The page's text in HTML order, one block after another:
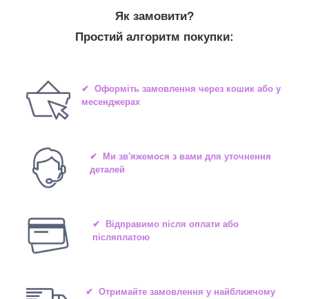
Як замовити?
Простий алгоритм покупки:
✔ Оформіть замовлення через кошик або у
месенджерах
✔ Ми зв'яжемося з вами для уточнення
деталей
✔ Відправимо після оплати або
післяплатою
✔ Отримайте замовлення у найближчому